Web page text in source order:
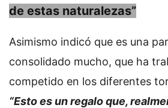
de estas naturalezas”
Asimismo indicó que es una
consolidado mucho, que ha
competido en los diferentes
“Esto es un regalo que,